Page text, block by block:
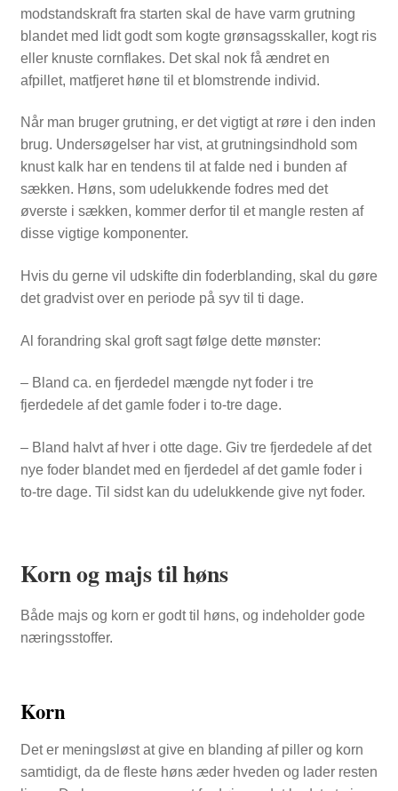
modstandskraft fra starten skal de have varm grutning
blandet med lidt godt som kogte grønsagsskaller, kogt ris
eller knuste cornflakes. Det skal nok få ændret en
afpillet, matfjeret høne til et blomstrende individ.
Når man bruger grutning, er det vigtigt at røre i den inden
brug. Undersøgelser har vist, at grutningsindhold som
knust kalk har en tendens til at falde ned i bunden af
sækken. Høns, som udelukkende fodres med det
øverste i sækken, kommer derfor til et mangle resten af
disse vigtige komponenter.
Hvis du gerne vil udskifte din foderblanding, skal du gøre
det gradvist over en periode på syv til ti dage.
Al forandring skal groft sagt følge dette mønster:
– Bland ca. en fjerdedel mængde nyt foder i tre
fjerdedele af det gamle foder i to-tre dage.
– Bland halvt af hver i otte dage. Giv tre fjerdedele af det
nye foder blandet med en fjerdedel af det gamle foder i
to-tre dage. Til sidst kan du udelukkende give nyt foder.
Korn og majs til høns
Både majs og korn er godt til høns, og indeholder gode
næringsstoffer.
Korn
Det er meningsløst at give en blanding af piller og korn
samtidigt, da de fleste høns æder hveden og lader resten